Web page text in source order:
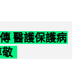
醫護保護病